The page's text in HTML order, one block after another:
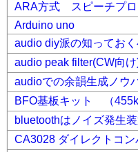
ARA方式 スピーチプロ
Arduino uno
audio diy派の知ってお
audio peak filter(CW向
audioでの余韻生成ノウ
BFO基板キット （
bluetoothはノイズ発生
CA3028 ダイレクトコン